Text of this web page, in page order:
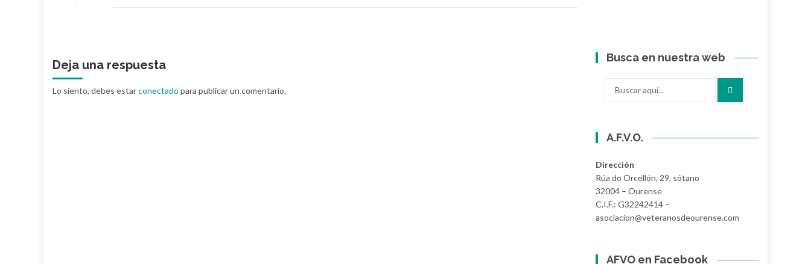
Deja una respuesta
Lo siento, debes estarconectado para publicar un comentario.
Busca en nuestra web
A.F.V.O.
Dirección
Rúa do Orcellón, 29, sótano
32004 – Ourense
C.I.F.: G32242414 –
asociacion@veteranosdeourense.com
AFVO en Facebook